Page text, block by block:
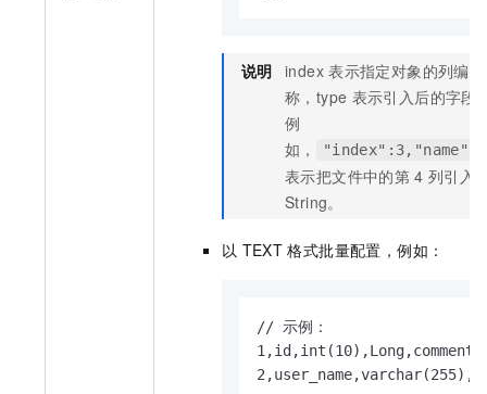
说明 index 表示指定对象的列编
称，type 表示引入后的字段
例
如，
表示把文件中的第 4 列引入
String。
以 TEXT 格式批量配置，例如：
// 示例：
1,id,int(10),Long,comment1